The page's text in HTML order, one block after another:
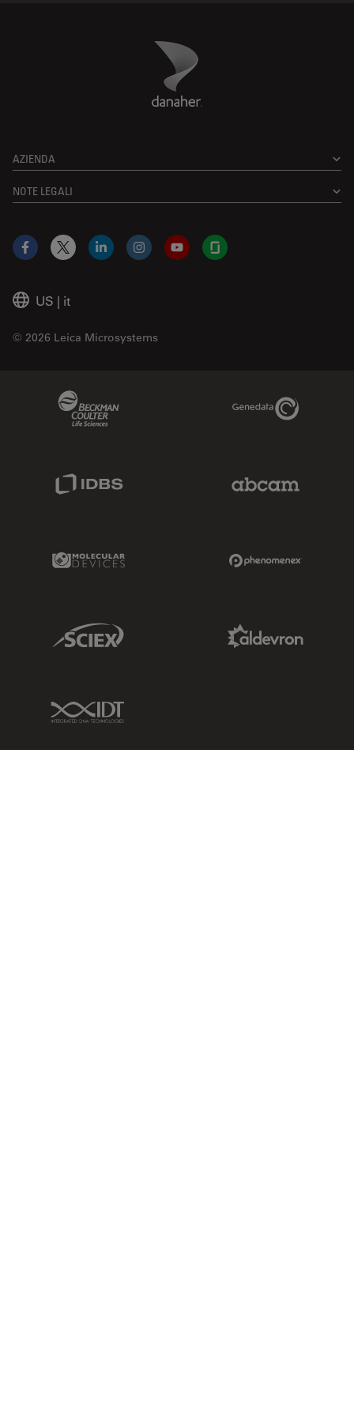
Danaher Logo
AZIENDA
NOTE LEGALI
US | it
© 2026 Leica Microsystems
Facebook
X LinkedInInstagramYouTubeGlassdoor
Genedata Link
Molecular Devices Link
Sciex Link
IDT Link